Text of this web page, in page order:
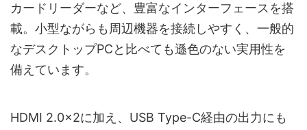
カードリーダーなど、豊富なインターフェースを搭
載。小型ながらも周辺機器を接続しやすく、一般的
なデスクトップPCと比べても遜色のない実用性を
備えています。
HDMI 2.0×2に加え、USB Type-C経由の出力にも